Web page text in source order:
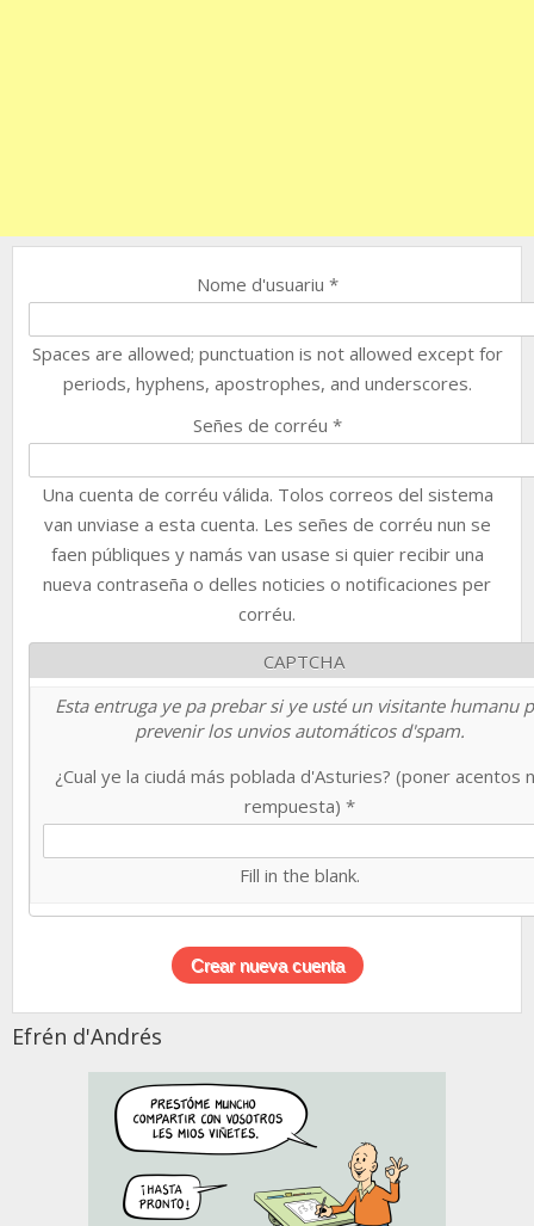
Nome d'usuariu *
Spaces are allowed; punctuation is not allowed except for
periods, hyphens, apostrophes, and underscores.
Señes de corréu *
Una cuenta de corréu válida. Tolos correos del sistema
van unviase a esta cuenta. Les señes de corréu nun se
faen públiques y namás van usase si quier recibir una
nueva contraseña o delles noticies o notificaciones per
corréu.
CAPTCHA
Esta entruga ye pa prebar si ye usté un visitante humanu
prevenir los unvios automáticos d'spam.
¿Cual ye la ciudá más poblada d'Asturies? (poner acentos
rempuesta) *
Fill in the blank.
Efrén d'Andrés